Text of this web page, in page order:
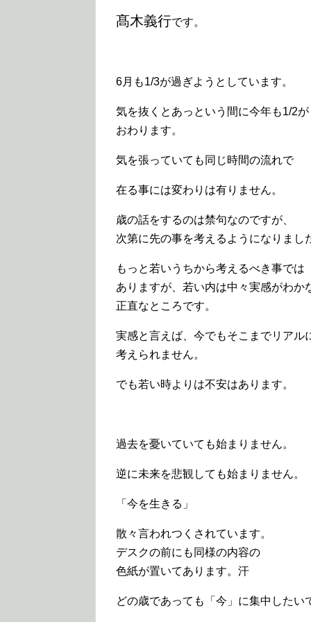
髙木義行です。
6月も1/3が過ぎようとしています。
気を抜くとあっという間に今年も1/2が
おわります。
気を張っていても同じ時間の流れで
在る事には変わりは有りません。
歳の話をするのは禁句なのですが、
次第に先の事を考えるようになりまし
もっと若いうちから考えるべき事では
ありますが、若い内は中々実感がわか
正直なところです。
実感と言えば、今でもそこまでリアル
考えられません。
でも若い時よりは不安はあります。
過去を憂いていても始まりません。
逆に未来を悲観しても始まりません。
「今を生きる」
散々言われつくされています。
デスクの前にも同様の内容の
色紙が置いてあります。汗
どの歳であっても「今」に集中したい